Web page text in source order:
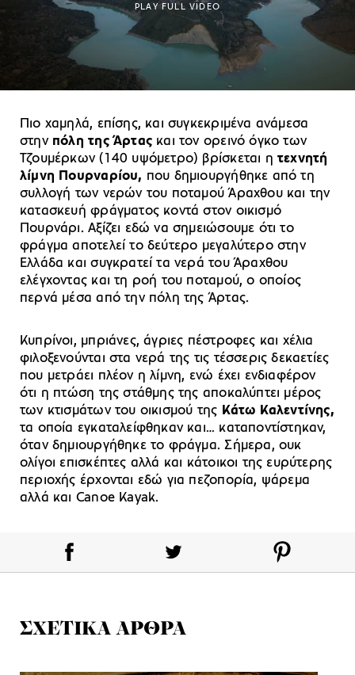
PLAY FULL VIDEO
Πιο χαμηλά, επίσης, και συγκεκριμένα ανάμεσα
στην πόλη της Άρτας και τον ορεινό όγκο των
Τζουμέρκων (140 υψόμετρο) βρίσκεται η τεχνητή
λίμνη Πουρναρίου, που δημιουργήθηκε από τη
συλλογή των νερών του ποταμού Άραχθου και την
κατασκευή φράγματος κοντά στον οικισμό
Πουρνάρι. Αξίζει εδώ να σημειώσουμε ότι το
φράγμα αποτελεί το δεύτερο μεγαλύτερο στην
Ελλάδα και συγκρατεί τα νερά του Άραχθου
ελέγχοντας και τη ροή του ποταμού, ο οποίος
περνά μέσα από την πόλη της Άρτας.
Κυπρίνοι, μπριάνες, άγριες πέστροφες και χέλια
φιλοξενούνται στα νερά της τις τέσσερις δεκαετίες
που μετράει πλέον η λίμνη, ενώ έχει ενδιαφέρον
ότι η πτώση της στάθμης της αποκαλύπτει μέρος
των κτισμάτων του οικισμού της Κάτω Καλεντίνης,
τα οποία εγκαταλείφθηκαν και… καταποντίστηκαν,
όταν δημιουργήθηκε το φράγμα. Σήμερα, ουκ
ολίγοι επισκέπτες αλλά και κάτοικοι της ευρύτερης
περιοχής έρχονται εδώ για πεζοπορία, ψάρεμα
αλλά και Canoe Kayak.
ΣΧΕΤΙΚΑ ΑΡΘΡΑ